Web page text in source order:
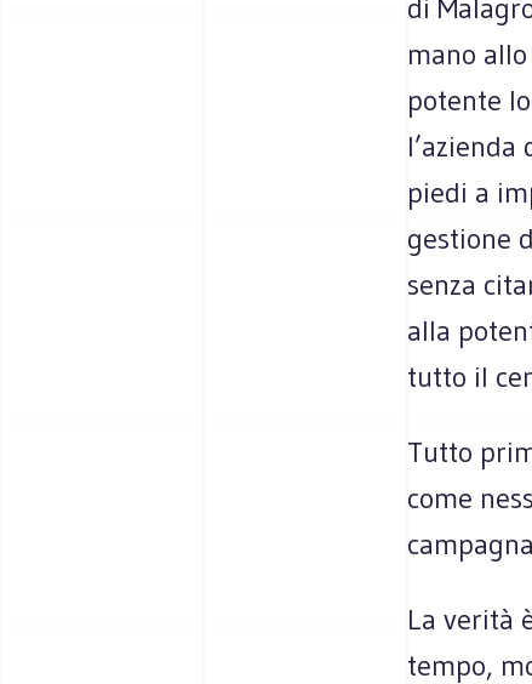
di
mano
potente
piedi a
gestione
senza
alla
tutto il
Tutto
come
La verità
tempo,